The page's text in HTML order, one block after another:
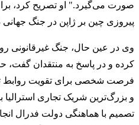
صورت می‌گیرد." او تصریح کرد،
پیروزی چین بر ژاپن در جنگ
وی در عین حال، جنگ غیرقانونی
کرده و در پاسخ به منتقدان گفت،
فرصت شخصی برای تقویت روابط
و بزرگ‌ترین شریک تجاری استرالیا
تصمیم با هماهنگی دولت فدرال